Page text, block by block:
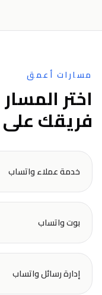
مسارات أعمق
اختر
فريقك
خدمة عملاء واتساب
بوت واتساب
إدارة رسائل واتساب